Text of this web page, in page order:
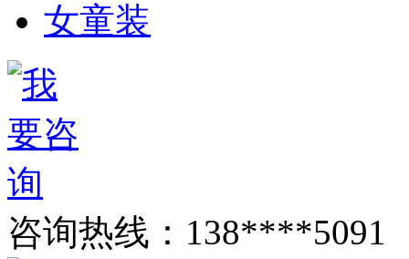
女童装
咨询热线： 138****5091